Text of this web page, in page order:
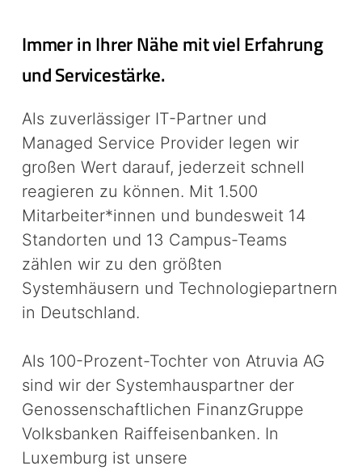
Immer in Ihrer Nähe mit viel Erfahrung
und Servicestärke.
Als zuverlässiger IT-Partner und
Managed Service Provider legen wir
großen Wert darauf, jederzeit schnell
reagieren zu können. Mit 1.500
Mitarbeiter*innen und bundesweit 14
Standorten und 13 Campus-Teams
zählen wir zu den größten
Systemhäusern und Technologiepartnern
in Deutschland.
Als 100-Prozent-Tochter von Atruvia AG
sind wir der Systemhauspartner der
Genossenschaftlichen FinanzGruppe
Volksbanken Raiffeisenbanken. In
Luxemburg ist unsere